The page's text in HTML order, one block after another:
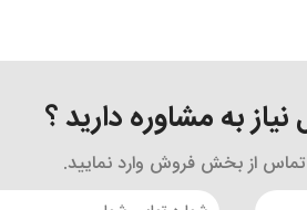
به مشاوره دارید ؟
از بخش فروش وارد نمایید.